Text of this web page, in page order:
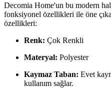
Decomia Home'un bu modern
fonksiyonel özellikleri ile öne
özellikleri:
Renk: Çok Renkli
Materyal: Polyester
Kaymaz Taban: Evet
kullanım sağlar.